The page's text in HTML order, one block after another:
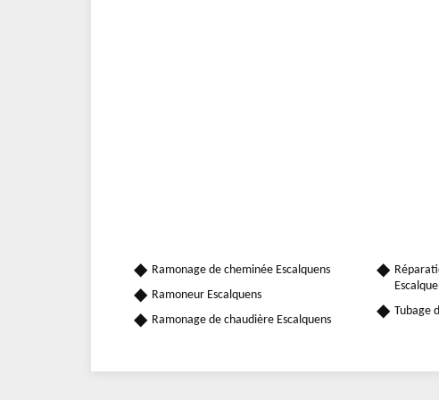
Ramonage de cheminée Escalquens
Ramoneur Escalquens
Ramonage de chaudière Escalquens
Tubage